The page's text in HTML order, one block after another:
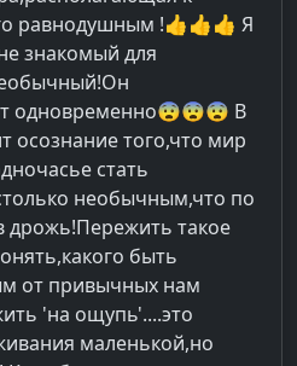
равнодушным !👍👍👍 Я
знакомый для
одновременно😨😨😨 В
осознание того,что мир
стать
необычным,что по
дрожь!Пережить такое
быть
от привычных нам
'на ощупь'....это
маленькой,но